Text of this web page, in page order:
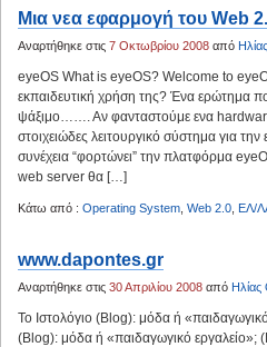
Μια νεα εφαρμογή του Web
Αναρτήθηκε στις 7 Οκτωβρίου 2008 από
eyeOS What is eyeOS? Welcome to
εκπαιδευτική χρήση της? Ένα ερώτημα
ψάξιμο……. Αν φανταστούμε ενα
στοιχειώδες λειτουργικό σύστημα για
συνέχεια “φορτώνει” την πλατφόρμα
web server θα […]
Κάτω από : Operating System Web 2.0 ΕΛ/
www.dapontes.gr
Αναρτήθηκε στις 30 Απριλίου 2008 από Ηλίας
Το Ιστολόγιο (Blog): μόδα ή
(Blog): μόδα ή «παιδαγωγικό εργαλείο»;